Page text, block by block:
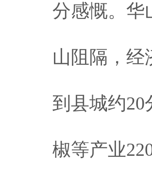
分感慨。华
山阻隔，经
到县城约
椒等产业